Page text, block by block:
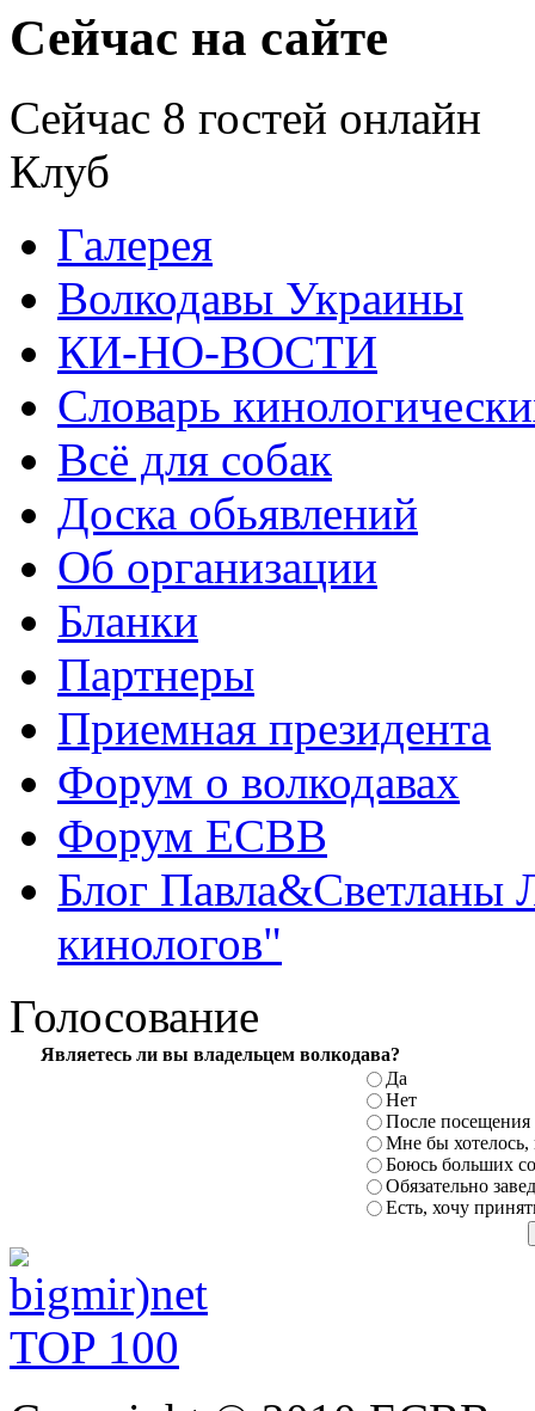
Сейчас на сайте
Сейчас 8 гостей онлайн
Клуб
Галерея
Волкодавы Украины
КИ-НО-ВОСТИ
Словарь
Всё для собак
Доска обьявлений
Об организации
Бланки
Партнеры
Приемная президента
Форум о волкодавах
Форум ЕСВВ
Блог Павла&Светланы
кинологов"
Голосование
Являетесь ли вы владельцем волкодава?
Да
Нет
После посещения
Мне бы
Боюсь больших
Обязательно
Есть, хочу